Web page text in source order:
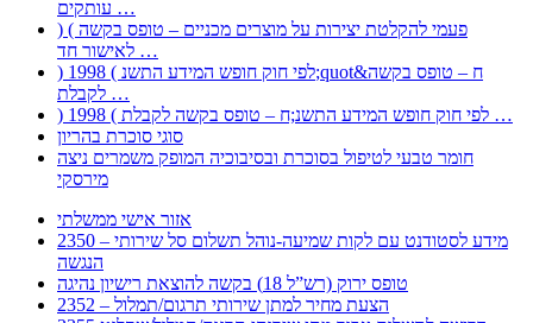
עותקים …
) ( פעמי להקלטת יצירות על מוצרים מכניים – טופס בקשה
לאישור חד …
) 1998 ( לפי חוק חופש המידע התשנ;quot&ח – טופס בקשה
לקבלת …
) 1998 ( לפי חוק חופש המידע התשנ;ח – טופס בקשה לקבלת …
סוגי סוכרת בהריון
חומר טבעי לטיפול בסוכרת ובסיבוכיה המופק משמרים ניצה
מירסקי
אזור אישי ממשלתי
2350 – מידע לסטודנט עם לקות שמיעה-נוהל תשלום סל שירותי
הנגשה
טופס ירוק (רש”ל 18) בקשה להוצאת רישיון נהיגה
2352 – הצעת מחיר למתן שירותי תרגום/תמלול